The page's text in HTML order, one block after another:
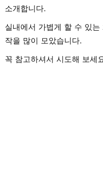
소개합니다.
실내에서 가볍게 할 수 있
작을 많이 모았습니다.
꼭 참고하셔서 시도해 보세